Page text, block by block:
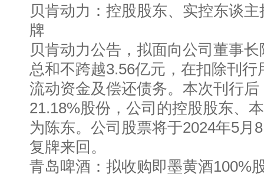
贝肯动力：控股股东、实控东谈
牌
贝肯动力公告，拟面向公司董事
总和不跨越3.56亿元，在扣除刊
流动资金及偿还债务。本次刊行
21.18%股份，公司的控股股东、
为陈东。公司股票将于2024年5月
复牌来回。
青岛啤酒：拟收购即墨黄酒100%